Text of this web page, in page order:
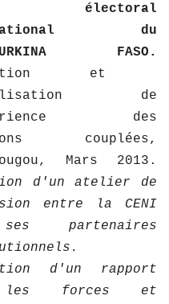
électoral
du
BURKINA FASO.
et
de
des
couplées,
Mars 2013.
d'un atelier de
entre la CENI
partenaires
d'un rapport
forces et